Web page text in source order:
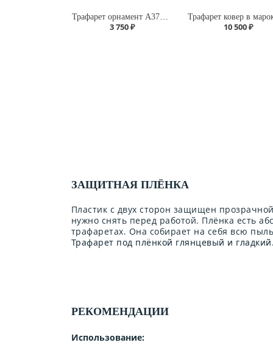
Трафарет орнамент А370/105
3 750 ₽ 10 500 ₽
ЗАЩИТНАЯ ПЛЁНКА
Пластик с двух сторон защищен
нужно снять перед работой. Плёнка есть
трафаретах. Она собирает на себя всю
Трафарет под плёнкой глянцевый и гладкий.
РЕКОМЕНДАЦИИ
Использование: